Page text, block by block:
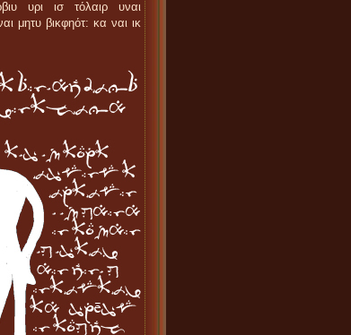
υρι ισ τόλαιρ υναι
μητυ βικφηότ: κα ναι ικ